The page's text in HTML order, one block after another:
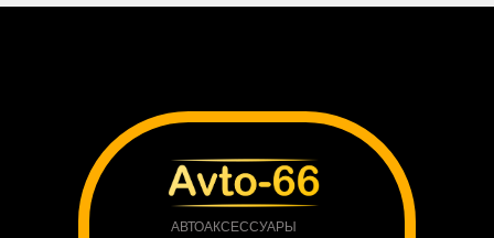
АВТОАКСЕССУАРЫ